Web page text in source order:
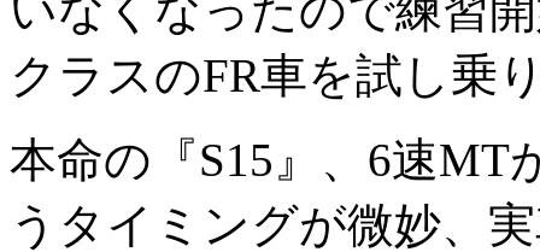
クラスのFR車を試し乗
本命の『S15』、6速MT
うタイミングが微妙、